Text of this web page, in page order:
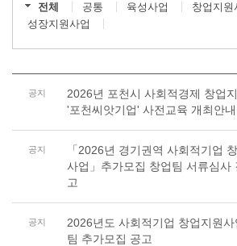
전체 공통 육성사업
창업지원
성장지원사업
공지
2026년 포천시 사회적경제 창업
'포천씨앗기업' 사전교육 개최안내
공지
「2026년 경기권역 사회적기업
사업」추가모집 창업팀 서류심사
고
공지
2026년도 사회적기업 창업지원사
팀 추가모집 공고